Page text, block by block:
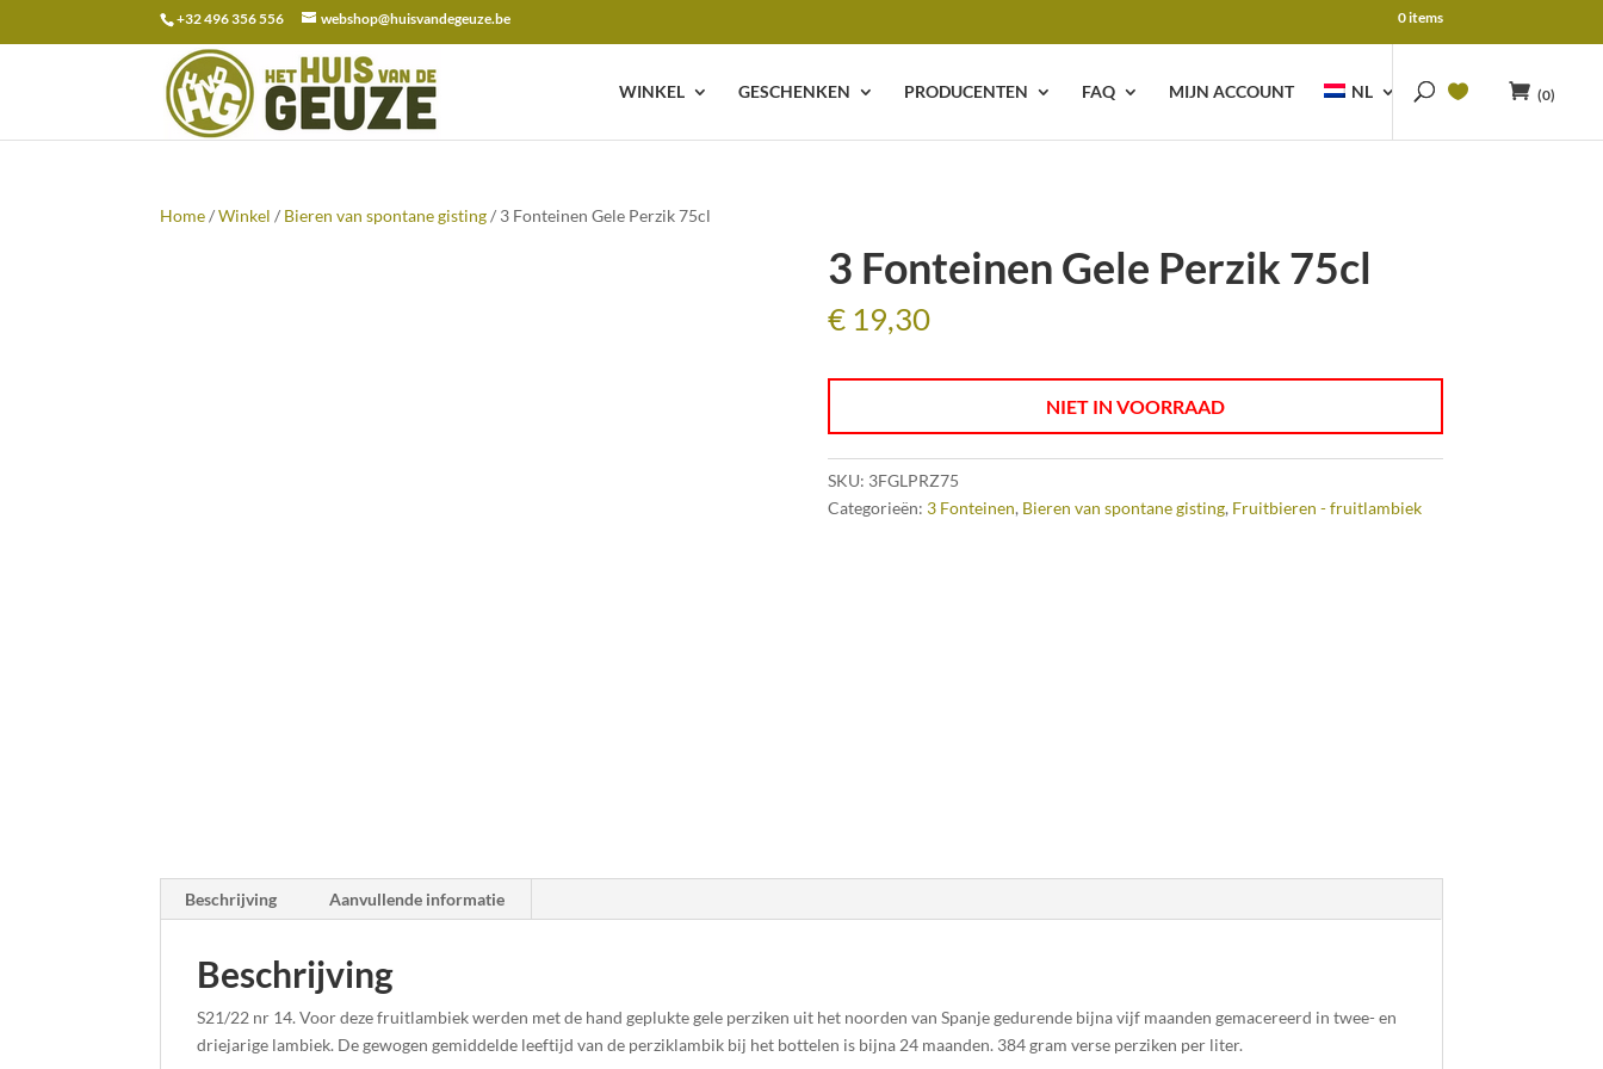
+32 496 356 556 webshop@huisvandegeuze.be 0 items
WINKEL GESCHENKEN PRODUCENTEN FAQ MIJN ACCOUNT NL (0)
Zoeken
naar:
Home/Winkel / Bieren van spontane gisting/ 3 Fonteinen Gele Perzik 75cl
3 Fonteinen Gele Perzik 75cl
€19,30
NIET IN VOORRAAD
SKU: 3FGLPRZ75
Categorieën: 3 Fonteinen, Bieren van spontane gisting, Fruitbieren - fruitlambiek
Beschrijving Aanvullende informatie
Beschrijving
S21/22 nr 14. Voor deze fruitlambiek werden met de hand geplukte gele perziken uit het noorden van Spanje gedurende bijna vijf maanden gemacereerd in twee- en
driejarige lambiek. De gewogen gemiddelde leeftijd van de perziklambik bij het bottelen is bijna 24 maanden. 384 gram verse perziken per liter.